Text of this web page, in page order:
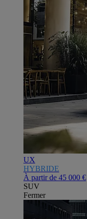
UX
HYBRIDE
À partir de 45 000 €
SUV
Fermer